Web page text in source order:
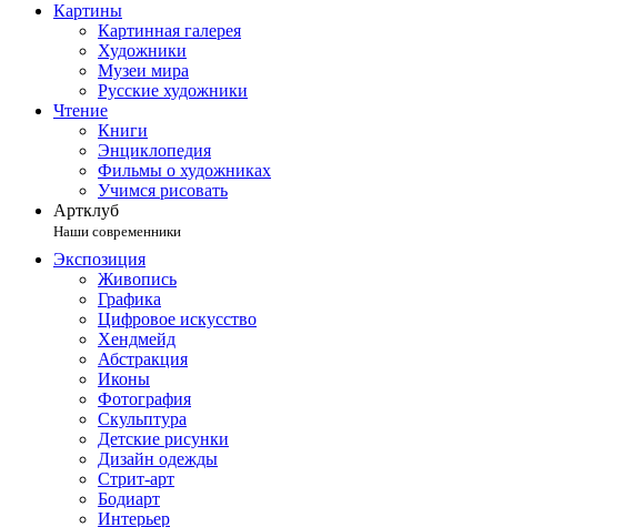
Картины
Картинная галерея
Художники
Музеи мира
Русские художники
Чтение
Книги
Энциклопедия
Фильмы о художниках
Учимся рисовать
Артклуб
Наши современники
Экспозиция
Живопись
Графика
Цифровое искусство
Хендмейд
Абстракция
Иконы
Фотография
Скульптура
Детские рисунки
Дизайн одежды
Стрит-арт
Бодиарт
Интерьер